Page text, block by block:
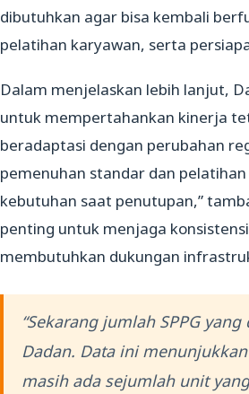
dibutuhkan agar bisa kembali
pelatihan karyawan, serta
Dalam menjelaskan lebih lanjut,
untuk mempertahankan kinerja
beradaptasi dengan perubahan
pemenuhan standar dan
kebutuhan saat penutupan,”
penting untuk menjaga
membutuhkan dukungan
“Sekarang jumlah SPPG
Dadan. Data ini
masih ada sejumlah unit